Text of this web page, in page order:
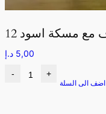
5,00 د.إ
- +
اضف الى السلة